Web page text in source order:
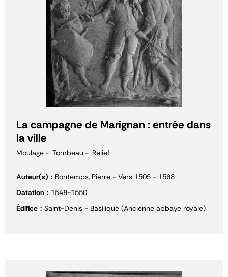
La campagne de Marignan : entrée dans
la ville
Moulage Tombeau Relief
Auteur(s)
Bontemps, Pierre - Vers 1505 - 1568
Datation
1548-1550
Édifice
Saint-Denis - Basilique (Ancienne abbaye royale)